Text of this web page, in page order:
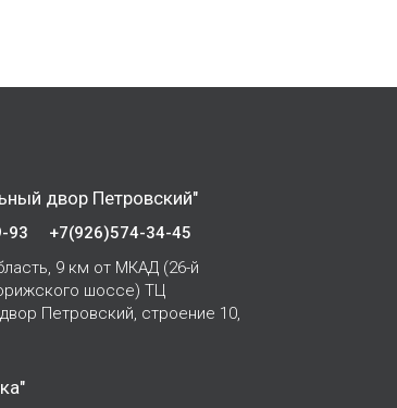
двор Петровский"
93
+7(926)574-34-45
9 км от МКАД (26-й
шоссе) ТЦ
Петровский, строение 10,